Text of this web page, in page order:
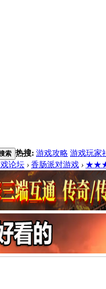
索 热搜: 游戏攻略 游戏玩家
论坛 › 香肠派对游戏 › ★★★